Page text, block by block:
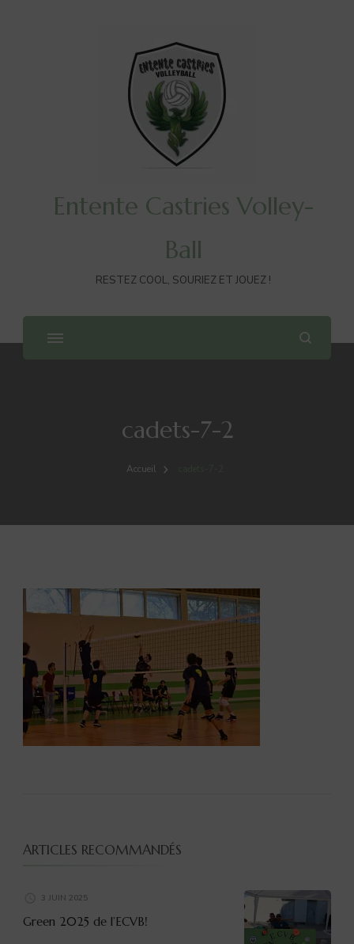
Entente Castries Volley-
Ball
RESTEZ COOL, SOURIEZ ET JOUEZ !
cadets-7-2
Accueil
ARTICLES RECOMMANDÉS
3 JUIN 2025
Green 2025 de l’ECVB!